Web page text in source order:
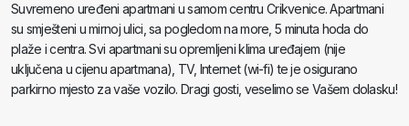
Suvremeno uređeni apartmani u samom centru Crikvenice. Apartmani
su smješteni u mirnoj ulici, sa pogledom na more, 5 minuta hoda do
plaže i centra. Svi apartmani su opremljeni klima uređajem (nije
uključena u cijenu apartmana), TV, Internet (wi-fi) te je osigurano
parkirno mjesto za vaše vozilo. Dragi gosti, veselimo se Vašem dolasku!